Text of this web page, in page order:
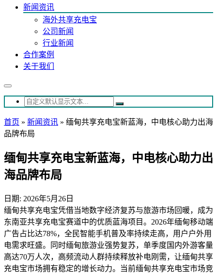
新闻资讯
海外共享充电宝
公司新闻
行业新闻
合作案例
关于我们
首页 » 新闻资讯 » 缅甸共享充电宝新蓝海，中电核心助力出海
品牌布局
缅甸共享充电宝新蓝海，中电核心助力出
海品牌布局
日期: 2026年5月26日
缅甸共享充电宝凭借当地数字经济复苏与旅游市场回暖，成为
东南亚共享充电宝赛道中的优质蓝海项目。2026年缅甸移动端
广告占比达78%，全民智能手机普及率持续走高，用户户外用
电需求旺盛。同时缅甸旅游业强势复苏，单季度国内外游客量
高达70万人次，高频流动人群持续释放补电刚需，让缅甸共享
充电宝市场拥有稳定的增长动力。当前缅甸共享充电宝市场竞